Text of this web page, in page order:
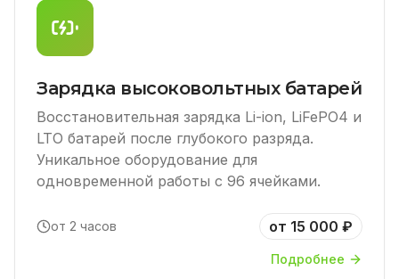
Зарядка высоковольтных батарей
Восстановительная зарядка Li-ion, LiFePO4 и
LTO батарей после глубокого разряда.
Уникальное оборудование для
одновременной работы с 96 ячейками.
от 2 часов от 15 000 ₽
Подробнее